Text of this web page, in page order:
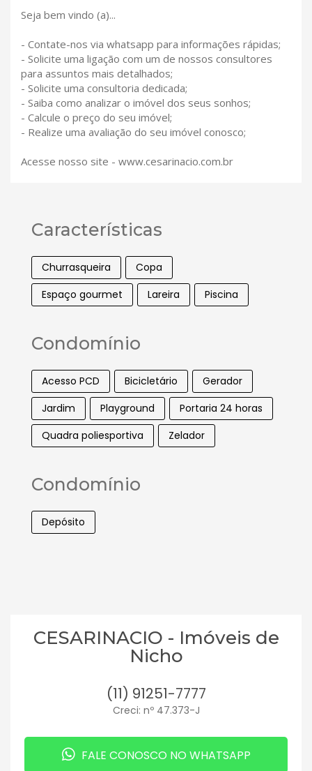
Seja bem vindo (a)...
- Contate-nos via whatsapp para informações rápidas;
- Solicite uma ligação com um de nossos consultores
para assuntos mais detalhados;
- Solicite uma consultoria dedicada;
- Saiba como analizar o imóvel dos seus sonhos;
- Calcule o preço do seu imóvel;
- Realize uma avaliação do seu imóvel conosco;
Acesse nosso site - www.cesarinacio.com.br
Características
Churrasqueira
Copa
Espaço gourmet
Lareira Piscina
Condomínio
Acesso PCD Bicicletário
Gerador
Jardim
Playground
Portaria 24 horas
Quadra poliesportiva
Zelador
Condomínio
Depósito
CESARINACIO - Imóveis de
Nicho
(11) 91251-7777
Creci: nº 47.373-J
FALE CONOSCO NO WHATSAPP